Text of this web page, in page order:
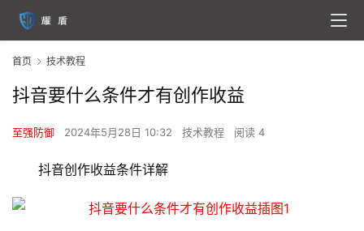
首页 技术教程
抖音要什么条件才有创作收益
至强防御 2024年5月28日 10:32 技术教程 阅读 4
抖音创作收益条件详解